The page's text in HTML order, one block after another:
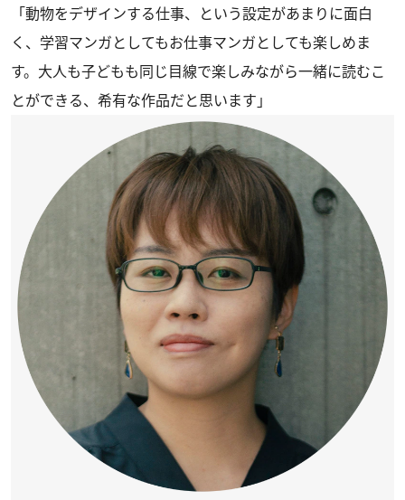
「動物をデザインする仕事、という設定があまりに面白
く、学習マンガとしてもお仕事マンガとしても楽しめま
す。大人も子どもも同じ目線で楽しみながら一緒に読むこ
とができる、希有な作品だと思います」